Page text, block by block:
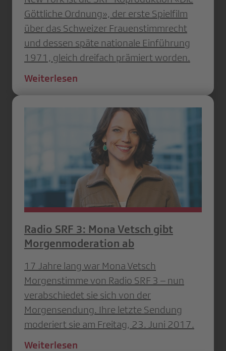
Göttliche Ordnung», der erste Spielfilm
über das Schweizer Frauenstimmrecht
und dessen späte nationale Einführung
1971, gleich dreifach prämiert worden.
Weiterlesen
Radio SRF 3: Mona Vetsch gibt
Morgenmoderation ab
17 Jahre lang war Mona Vetsch
Morgenstimme von Radio SRF 3 – nun
verabschiedet sie sich von der
Morgensendung. Ihre letzte Sendung
moderiert sie am Freitag, 23. Juni 2017.
Weiterlesen